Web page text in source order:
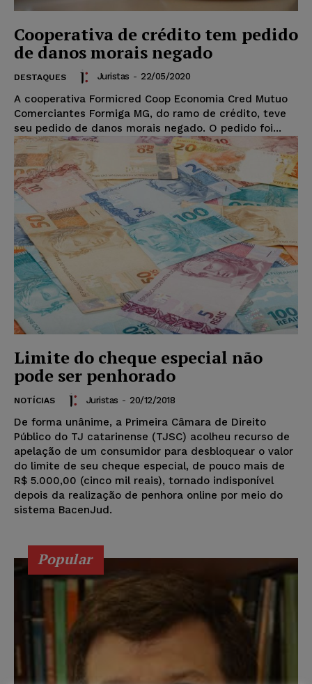
Cooperativa de crédito tem pedido
de danos morais negado
DESTAQUES Juristas - 22/05/2020
A cooperativa Formicred Coop Economia Cred Mutuo
Comerciantes Formiga MG, do ramo de crédito, teve
seu pedido de danos morais negado. O pedido foi...
Limite do cheque especial não
pode ser penhorado
NOTÍCIAS Juristas - 20/12/2018
De forma unânime, a Primeira Câmara de Direito
Público do TJ catarinense (TJSC) acolheu recurso de
apelação de um consumidor para desbloquear o valor
do limite de seu cheque especial, de pouco mais de
R$ 5.000,00 (cinco mil reais), tornado indisponível
depois da realização de penhora online por meio do
sistema BacenJud.
Popular